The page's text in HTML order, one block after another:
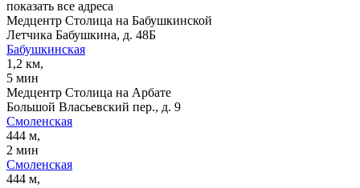
показать все адреса
Медцентр Столица на Бабушкинской
Летчика Бабушкина, д. 48Б
Бабушкинская
1,2 км,
5 мин
Медцентр Столица на Арбате
Большой Власьевский пер., д. 9
Смоленская
444 м,
2 мин
Смоленская
444 м,